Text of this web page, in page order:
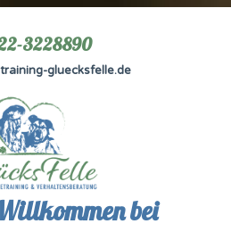
3228890
gluecksfelle.de
bei